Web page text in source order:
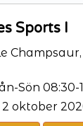
Sports I
Champsaur,
Sön 08:30-
2 oktober